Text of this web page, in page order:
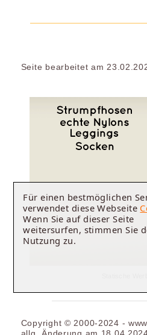
Seite bearbeitet am
Copyright © 2000-2024 -
allg. Änderung am
Für einen bestmöglichen
verwendet diese Webseite
Wenn Sie auf dieser Seite
weitersurfen, stimmen Sie
Nutzung zu.